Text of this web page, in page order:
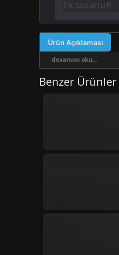
Ürün Açıklaması
devamını oku...
Benzer Ürünler